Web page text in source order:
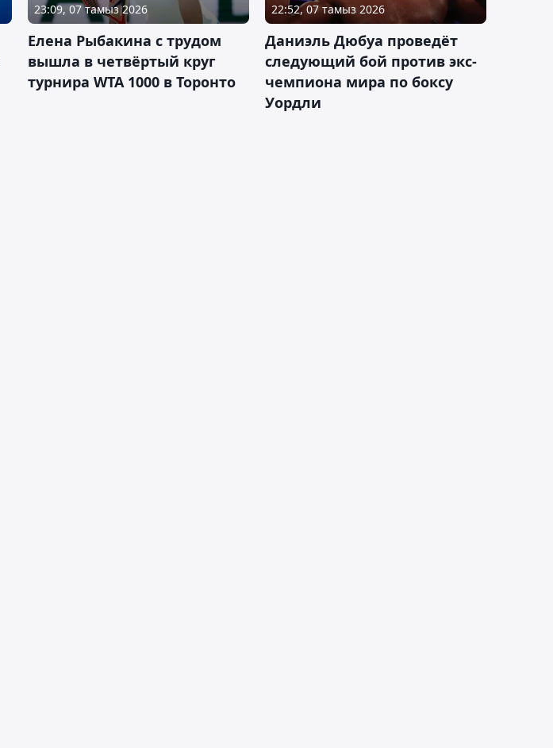
23:09, 07 тамыз 2026
Елена Рыбакина с трудом
вышла в четвёртый круг
турнира WTA 1000 в Торонто
22:52, 07 тамыз 2026
Даниэль Дюбуа проведёт
следующий бой против экс-
чемпиона мира по боксу
Уордли